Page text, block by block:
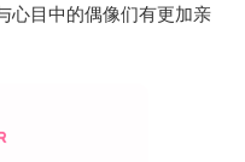
心目中的偶像们有更加亲